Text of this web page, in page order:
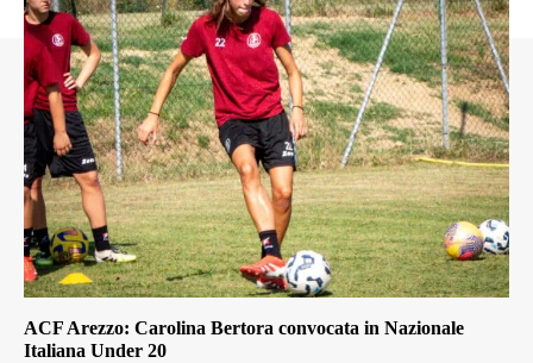
ACF Arezzo: Carolina Bertora convocata in Nazionale
Italiana Under 20